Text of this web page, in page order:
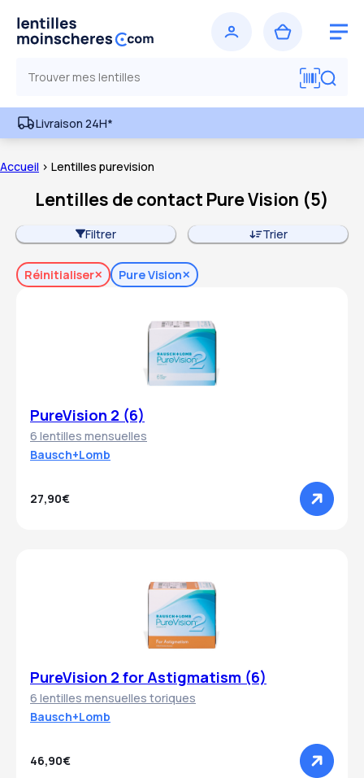
Livraison 24H*
Accueil > Lentilles purevision
Lentilles de contact Pure Vision (5)
Filtrer Trier
Réinitialiser Pure Vision
PureVision 2 (6)
6 lentilles mensuelles
Bausch+Lomb
27,90€
PureVision 2 for Astigmatism (6)
6 lentilles mensuelles toriques
Bausch+Lomb
46,90€